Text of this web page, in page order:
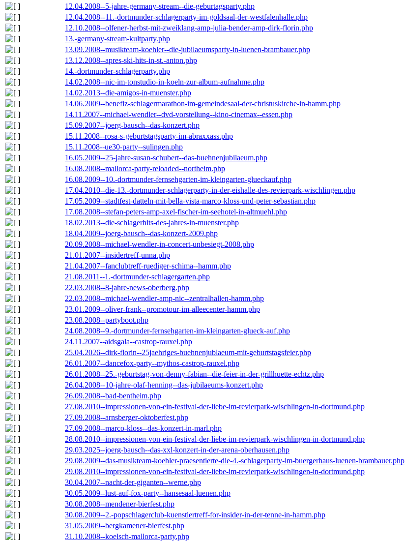
12.04.2008--5-jahre-germany-stream--die-geburtagsparty.php
12.04.2008--11.-dortmunder-schlagerparty-im-goldsaal-der-westfalenhalle.php
12.10.2008--olfener-herbst-mit-zweiklang-amp-julia-bender-amp-dirk-florin.php
13.-germany-stream-kultparty.php
13.09.2008--musikteam-koehler--die-jubilaeumsparty-in-luenen-brambauer.php
13.12.2008--apres-ski-hits-in-st.-anton.php
14.-dortmunder-schlagerparty.php
14.02.2008--nic-im-tonstudio-in-koeln-zur-album-aufnahme.php
14.02.2013--die-amigos-in-muenster.php
14.06.2009--benefiz-schlagermarathon-im-gemeindesaal-der-christuskirche-in-hamm.php
14.11.2007--michael-wendler--dvd-vorstellung--kino-cinemax--essen.php
15.09.2007--joerg-bausch--das-konzert.php
15.11.2008--rosa-s-geburtstagsparty-im-abraxxass.php
15.11.2008--ue30-party--sulingen.php
16.05.2009--25-jahre-susan-schubert--das-buehnenjubilaeum.php
16.08.2008--mallorca-party-reloaded--northeim.php
16.08.2009--10.-dortmunder-fernsehgarten-im-kleingarten-glueckauf.php
17.04.2010--die-13.-dortmunder-schlagerparty-in-der-eishalle-des-revierpark-wischlingen.php
17.05.2009--stadtfest-datteln-mit-bella-vista-marco-kloss-und-peter-sebastian.php
17.08.2008--stefan-peters-amp-axel-fischer-im-seehotel-in-altmuehl.php
18.02.2013--die-schlagerhits-des-jahres-in-muenster.php
18.04.2009--joerg-bausch--das-konzert-2009.php
20.09.2008--michael-wendler-in-concert-unbesiegt-2008.php
21.01.2007--insidertreff-unna.php
21.04.2007--fanclubtreff-ruediger-schima--hamm.php
21.08.2011--1.-dortmunder-schlagergarten.php
22.03.2008--8-jahre-news-oberberg.php
22.03.2008--michael-wendler-amp-nic--zentralhallen-hamm.php
23.01.2009--oliver-frank--promotour-im-alleecenter-hamm.php
23.08.2008--partyboot.php
24.08.2008--9.-dortmunder-fernsehgarten-im-kleingarten-glueck-auf.php
24.11.2007--aidsgala--castrop-rauxel.php
25.04.2026--dirk-florin--25jaehriges-buehnenjublaeum-mit-geburtstagsfeier.php
26.01.2007--dancefox-party--mythos-castrop-rauxel.php
26.01.2008--25.-geburtstag-von-denny-fabian--die-feier-in-der-grillhuette-echtz.php
26.04.2008--10-jahre-olaf-henning--das-jubilaeums-konzert.php
26.09.2008--bad-bentheim.php
27.08.2010--impressionen-von-ein-festival-der-liebe-im-revierpark-wischlingen-in-dortmund.php
27.09.2008--arnsberger-oktoberfest.php
27.09.2008--marco-kloss--das-konzert-in-marl.php
28.08.2010--impressionen-von-ein-festival-der-liebe-im-revierpark-wischlingen-in-dortmund.php
29.03.2025--joerg-bausch--das-xxl-konzert-in-der-arena-oberhausen.php
29.08.2009--das-musikteam-koehler-praesentierte-die-4.-schlagerparty-im-buergerhaus-luenen-brambauer.php
29.08.2010--impressionen-von-ein-festival-der-liebe-im-revierpark-wischlingen-in-dortmund.php
30.04.2007--nacht-der-giganten--werne.php
30.05.2009--lust-auf-fox-party--hansesaal-luenen.php
30.08.2008--mendener-bierfest.php
30.08.2009--2.-popschlagerclub-kuenstlertreff-for-insider-in-der-tenne-in-hamm.php
31.05.2009--bergkamener-bierfest.php
31.10.2008--koelsch-mallorca-party.php